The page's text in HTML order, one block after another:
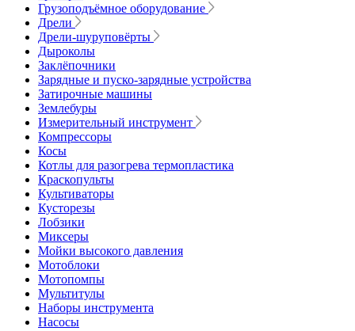
Грузоподъёмное оборудование
Дрели
Дрели-шуруповёрты
Дыроколы
Заклёпочники
Зарядные и пуско-зарядные устройства
Затирочные машины
Землебуры
Измерительный инструмент
Компрессоры
Косы
Котлы для разогрева термопластика
Краскопульты
Культиваторы
Кусторезы
Лобзики
Миксеры
Мойки высокого давления
Мотоблоки
Мотопомпы
Мультитулы
Наборы инструмента
Насосы